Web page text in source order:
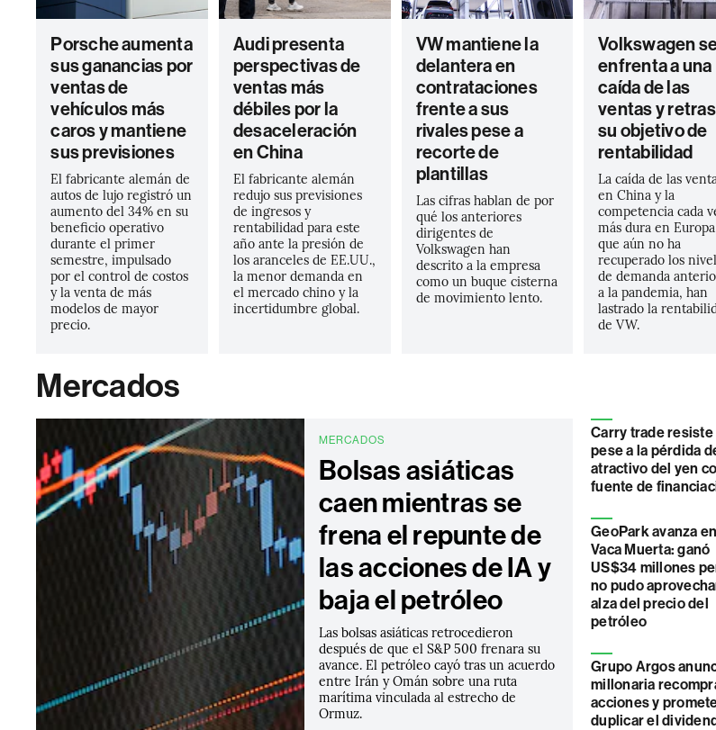
Porsche aumenta
sus ganancias por
ventas de
vehículos más
caros y mantiene
sus previsiones
El fabricante alemán de
autos de lujo registró un
aumento del 34% en su
beneficio operativo
durante el primer
semestre, impulsado
por el control de costos
y la venta de más
modelos de mayor
precio.
Audi presenta
perspectivas de
ventas más
débiles por la
desaceleración
en China
El fabricante alemán
redujo sus previsiones
de ingresos y
rentabilidad para este
año ante la presión de
los aranceles de EE.UU.,
la menor demanda en
el mercado chino y la
incertidumbre global.
VW mantiene la
delantera en
contrataciones
frente a sus
rivales pese a
recorte de
plantillas
Las cifras hablan de por
qué los anteriores
dirigentes de
Volkswagen han
descrito a la empresa
como un buque cisterna
de movimiento lento.
Volkswagen
enfrenta a una
caída de las
ventas y
su objetivo de
rentabilidad
La caída de las
en China y la
competencia cada
más dura en
que aún no ha
recuperado los
de demanda
a la pandemia, han
lastrado la
de VW.
Mercados
MERCADOS
Bolsas asiáticas
caen mientras se
frena el repunte de
las acciones de IA y
baja el petróleo
Las bolsas asiáticas retrocedieron
después de que el S&P 500 frenara su
avance. El petróleo cayó tras un acuerdo
entre Irán y Omán sobre una ruta
marítima vinculada al estrecho de
Ormuz.
Carry trade resiste
pese a la pérdida
atractivo del yen
fuente de
GeoPark avanza en
Vaca Muerta: ganó
US$34 millones
no pudo
alza del precio del
petróleo
Grupo Argos
millonaria
acciones y
duplicar el